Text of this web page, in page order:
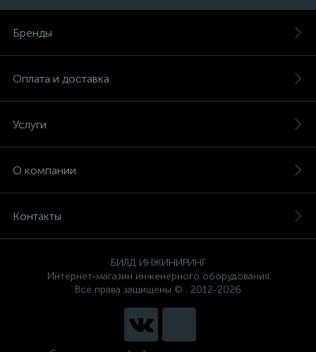
Бренды
Оплата и доставка
Услуги
О компании
Контакты
БИЛД ИНЖИНИРИНГ
Интернет-магазин инженерного оборудования
Все права защищены © . 2012-2026